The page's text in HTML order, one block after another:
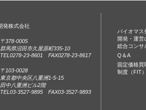
〒378-0005
群馬県沼田市久屋原町335-10
TEL0278-23-8601 FAX0278-23-8617
〒103-0028
東京都中央区八重洲1-5-15
田中八重洲ビル2階
TEL03-3527-9895 FAX03-3527-9893
バイオマス
開発・運営
総合コンサ
Q＆A
固定価格買
制度（FIT